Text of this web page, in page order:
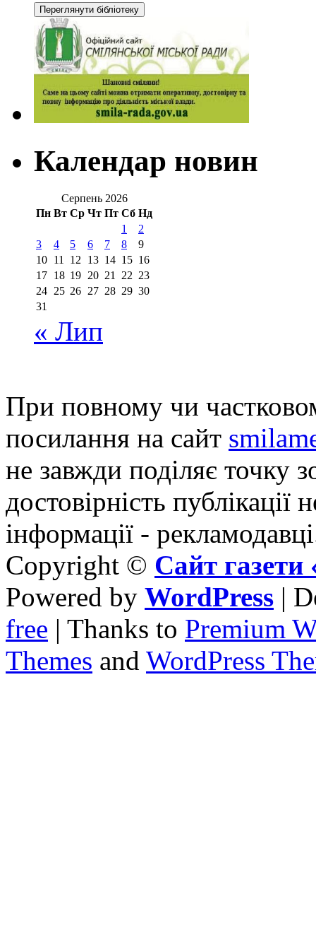
Календар новин
Серпень 2026
Пн Вт Ср Чт Пт Сб Нд
1
2
3
4 5 6 7 8
9
10 11 12 13 14 15 16
17 18 19 20 21 22 23
24 25 26 27 28 29 30
31
« Лип
При повному чи
посилання на сайт
не завжди поділяє точку
достовірність публікації
інформації -
Copyright © Сайт
Powered by WordPress |
free | Thanks to Premium
Themes and WordPress